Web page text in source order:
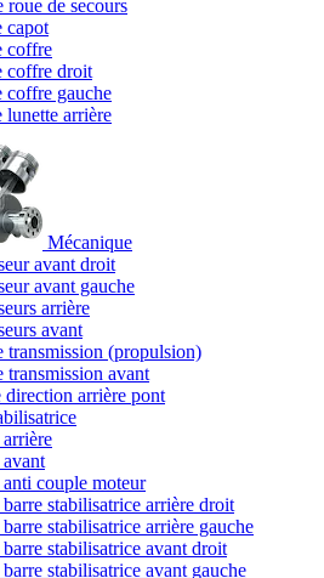
roue de secours
capot
coffre
coffre droit
coffre gauche
lunette arrière
Mécanique
avant droit
avant gauche
arrière
avant
transmission (propulsion)
transmission avant
direction arrière pont
couple moteur
stabilisatrice arrière droit
stabilisatrice arrière gauche
stabilisatrice avant droit
stabilisatrice avant gauche